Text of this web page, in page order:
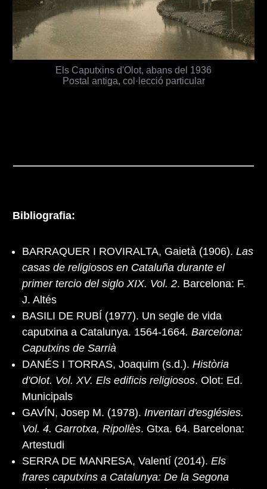
Els Caputxins d'Olot, abans del 1936
Postal antiga, col·lecció particular
Bibliografia:
BARRAQUER I ROVIRALTA, Gaietà (1906). Las
casas de religiosos en Cataluña durante el
primer tercio del siglo XIX. Vol. 2. Barcelona: F.
J. Altés
BASILI DE RUBÍ (1977). Un segle de vida
caputxina a Catalunya. 1564-1664. Barcelona:
Caputxins de Sarrià
DANÉS I TORRAS, Joaquim (s.d.). Història
d'Olot. Vol. XV. Els edificis religiosos. Olot: Ed.
Municipals
GAVÍN, Josep M. (1978). Inventari d'esglésies.
Vol. 4. Garrotxa, Ripollès. Gtxa. 64. Barcelona:
Artestudi
SERRA DE MANRESA, Valentí (2014). Els
frares caputxins a Catalunya: De la Segona